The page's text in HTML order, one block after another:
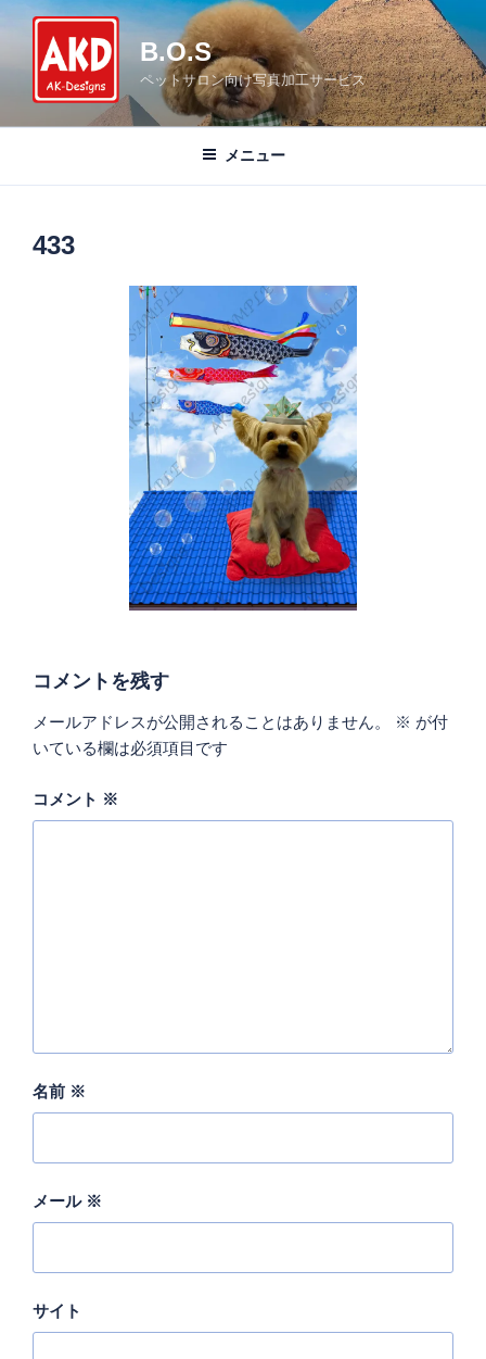
B.O.S
ペットサロン向け写真加工サービス
メニュー
433
コメントを残す
メールアドレスが公開されることはありません。 ※ が付
いている欄は必須項目です
コメント ※
名前 ※
メール ※
サイト